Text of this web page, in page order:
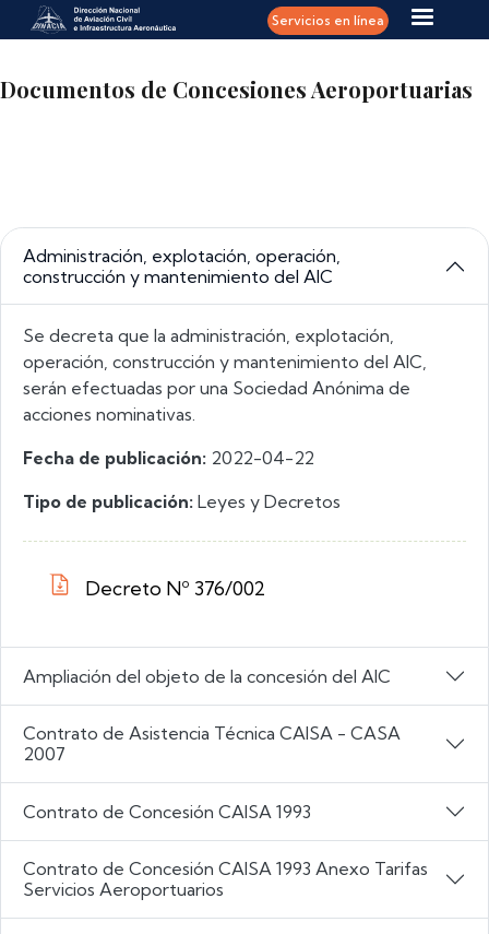
Pasar al contenido principal Servicios en línea
Documentos de Concesiones Aeroportuarias
Administración, explotación, operación,
construcción y mantenimiento del AIC
Se decreta que la administración, explotación,
operación, construcción y mantenimiento del AIC,
serán efectuadas por una Sociedad Anónima de
acciones nominativas.
Fecha de publicación: 2022-04-22
Tipo de publicación: Leyes y Decretos
Decreto Nº 376/002
Ampliación del objeto de la concesión del AIC
Contrato de Asistencia Técnica CAISA - CASA
2007
Contrato de Concesión CAISA 1993
Contrato de Concesión CAISA 1993 Anexo Tarifas
Servicios Aeroportuarios